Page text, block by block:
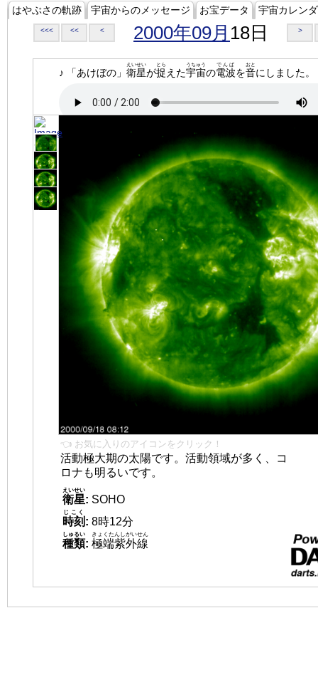
はやぶさの軌跡 宇宙からのメッセージ お宝データ 宇宙カレン
<<< << < 2000年09月 18日 >
♪ 「あけぼの」 衛星
えいせい
が捉
とら
えた宇宙
うちゅう
の電波
でんぱ
を音
おと
にしました。
👈 お気に入りのアイコンをクリック！
活動極大期の太陽です。活動領域が多く、コ
ロナも明るいです。
衛星
えいせい
: SOHO
時刻
じこく
: 8時12分
種類
しゅるい
: 極端紫外線
きょくたんしがいせん